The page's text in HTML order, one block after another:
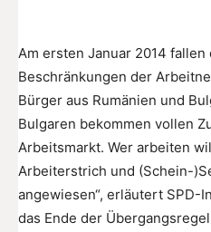
Am ersten Januar 2014 fallen
Beschränkungen der
Bürger aus Rumänien und
Bulgaren bekommen vollen
Arbeitsmarkt. Wer arbeiten
Arbeiterstrich und (Schein-
angewiesen“, erläutert SPD-
das Ende der